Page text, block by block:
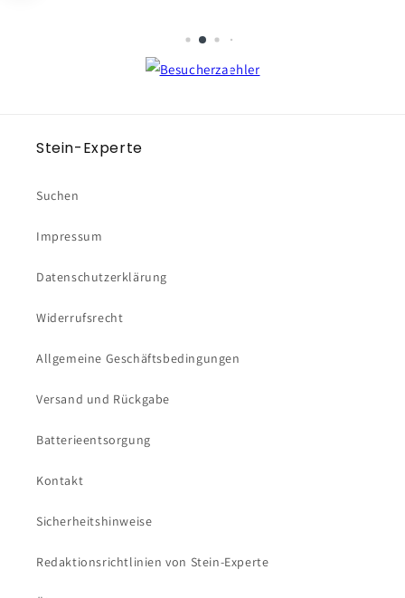
Stein-Experte
Suchen
Impressum
Datenschutzerklärung
Widerrufsrecht
Allgemeine Geschäftsbedingungen
Versand und Rückgabe
Batterieentsorgung
Kontakt
Sicherheitshinweise
Redaktionsrichtlinien von Stein-Experte